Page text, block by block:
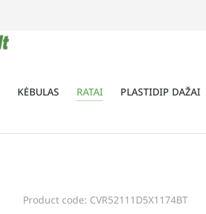
KĖBULAS RATAI PLASTIDIP DAŽAI
Product code: CVR52111D5X1174BT